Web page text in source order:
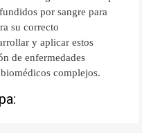
por sangre para
su correcto
y aplicar estos
de enfermedades
complejos.